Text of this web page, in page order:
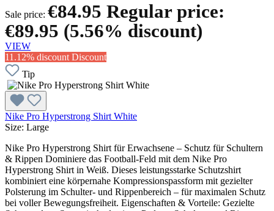
Sale price: €84.95 Regular price:
€89.95 (5.56% discount)
VIEW
11.12% discount Discount
Tip
Nike Pro Hyperstrong Shirt White
Size: Large
Nike Pro Hyperstrong Shirt für Erwachsene – Schutz für Schultern
& Rippen Dominiere das Football-Feld mit dem Nike Pro
Hyperstrong Shirt in Weiß. Dieses leistungsstarke Schutzshirt
kombiniert eine körpernahe Kompressionspassform mit gezielter
Polsterung im Schulter- und Rippenbereich – für maximalen Schutz
bei voller Bewegungsfreiheit. Eigenschaften & Vorteile: Gezielte